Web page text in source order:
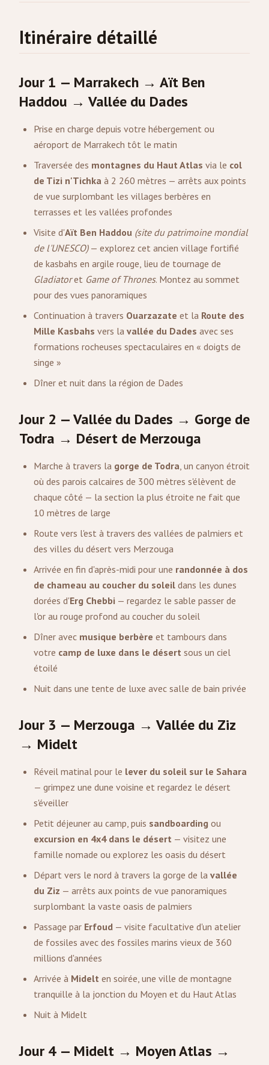
Itinéraire détaillé
Jour 1 — Marrakech → Aït Ben
Haddou → Vallée du Dades
Prise en charge depuis votre hébergement ou
aéroport de Marrakech tôt le matin
Traversée des montagnes du Haut Atlas via le col
de Tizi n'Tichka à 2 260 mètres — arrêts aux points
de vue surplombant les villages berbères en
terrasses et les vallées profondes
Visite d'Aït Ben Haddou (site du patrimoine mondial
de l'UNESCO)— explorez cet ancien village fortifié
de kasbahs en argile rouge, lieu de tournage de
Gladiatoret Game of Thrones. Montez au sommet
pour des vues panoramiques
Continuation à travers Ouarzazate et la Route des
Mille Kasbahs vers la vallée du Dades avec ses
formations rocheuses spectaculaires en « doigts de
singe »
Dîner et nuit dans la région de Dades
Jour 2 — Vallée du Dades → Gorge de
Todra → Désert de Merzouga
Marche à travers la gorge de Todra, un canyon étroit
où des parois calcaires de 300 mètres s'élèvent de
chaque côté — la section la plus étroite ne fait que
10 mètres de large
Route vers l'est à travers des vallées de palmiers et
des villes du désert vers Merzouga
Arrivée en fin d'après-midi pour une randonnée à dos
de chameau au coucher du soleil dans les dunes
dorées d'Erg Chebbi — regardez le sable passer de
l'or au rouge profond au coucher du soleil
Dîner avec musique berbère et tambours dans
votre camp de luxe dans le désert sous un ciel
étoilé
Nuit dans une tente de luxe avec salle de bain privée
Jour 3 — Merzouga → Vallée du Ziz
→ Midelt
Réveil matinal pour le lever du soleil sur le Sahara
— grimpez une dune voisine et regardez le désert
s'éveiller
Petit déjeuner au camp, puis sandboarding ou
excursion en 4x4 dans le désert — visitez une
famille nomade ou explorez les oasis du désert
Départ vers le nord à travers la gorge de la vallée
du Ziz — arrêts aux points de vue panoramiques
surplombant la vaste oasis de palmiers
Passage par Erfoud — visite facultative d'un atelier
de fossiles avec des fossiles marins vieux de 360
millions d'années
Arrivée à Midelt en soirée, une ville de montagne
tranquille à la jonction du Moyen et du Haut Atlas
Nuit à Midelt
Jour 4 — Midelt → Moyen Atlas →